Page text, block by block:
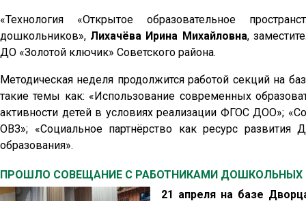
«Технология «Открытое образовательное
дошкольников», Лихачёва Ирина Михайловна,
ДО «Золотой ключик» Советского района.
Методическая неделя продолжится работой секций на
такие темы как: «Использование современных
активности детей в условиях реализации ФГОС ДОО»;
ОВЗ»; «Социальное партнёрство как ресурс
образования».
ПРОШЛО СОВЕЩАНИЕ С РАБОТНИКАМИ ДОШКОЛЬНЫХ
21 апреля на базе